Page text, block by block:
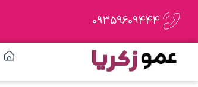
09359609444